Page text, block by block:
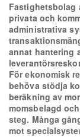
Fastighetsbolag
privata och
administrativa
annat hantering
För ekonomisk
behöva stödja
beräkning av
momsbelagd
steg. Många
mot